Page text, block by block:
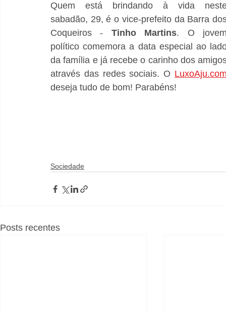
Quem está brindando à vida
sabadão, 29, é o vice-prefeito da Barra
Coqueiros - Tinho Martins. O
político comemora a data especial ao
da família e já recebe o carinho dos
através das redes sociais. O
deseja tudo de bom! Parabéns!
Sociedade
Posts recentes